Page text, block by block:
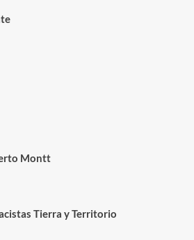
Montt
Tierra y Territorio